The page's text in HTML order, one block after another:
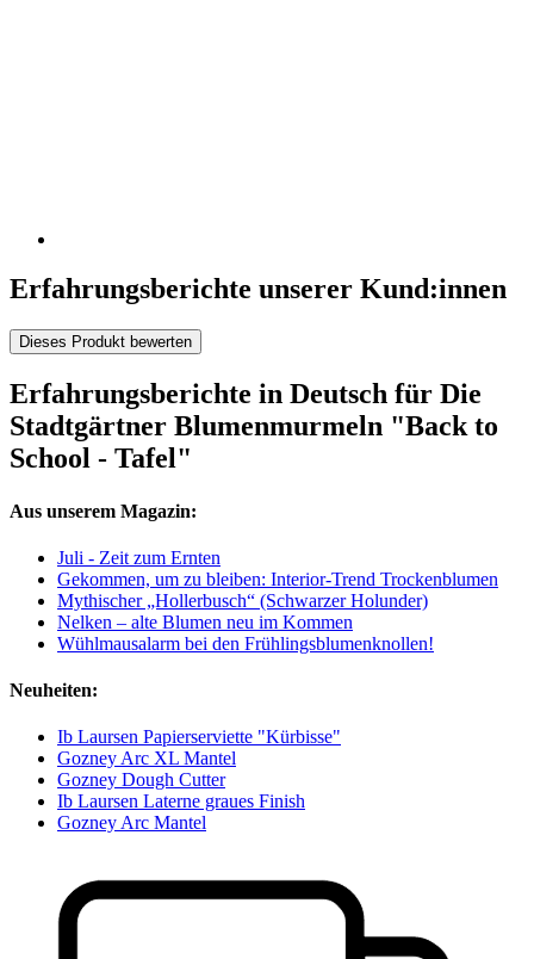
Erfahrungsberichte unserer Kund:innen
Dieses Produkt bewerten
Erfahrungsberichte in Deutsch für Die
Stadtgärtner Blumenmurmeln "Back to
School - Tafel"
Aus unserem Magazin:
Juli - Zeit zum Ernten
Gekommen, um zu bleiben: Interior-Trend Trockenblumen
Mythischer „Hollerbusch“ (Schwarzer Holunder)
Nelken – alte Blumen neu im Kommen
Wühlmausalarm bei den Frühlingsblumenknollen!
Neuheiten:
Ib Laursen Papierserviette "Kürbisse"
Gozney Arc XL Mantel
Gozney Dough Cutter
Ib Laursen Laterne graues Finish
Gozney Arc Mantel